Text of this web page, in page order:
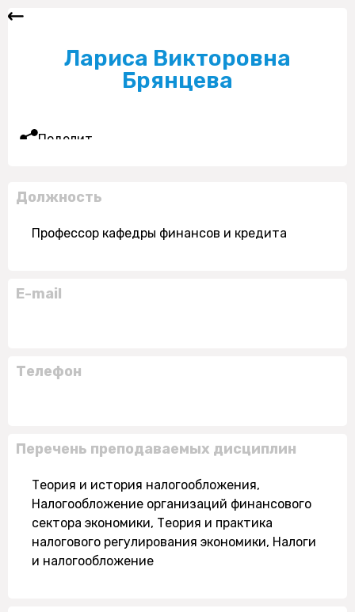
Лариса Викторовна
Брянцева
Поделиться
Должность
Профессор кафедры финансов и кредита
E-mail
Телефон
Перечень преподаваемых дисциплин
Теория и история налогообложения,
Налогообложение организаций финансового
сектора экономики, Теория и практика
налогового регулирования экономики, Налоги
и налогообложение